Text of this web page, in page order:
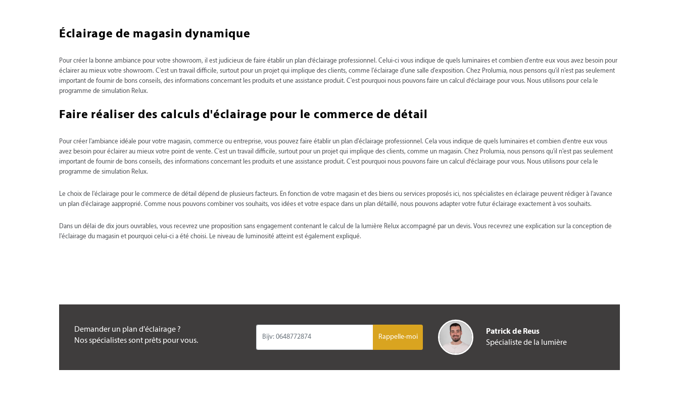
Éclairage de magasin dynamique
Pour créer la bonne ambiance pour votre showroom, il est judicieux de faire établir un plan d’éclairage professionnel. Celui-ci vous indique de quels luminaires et combien d'entre eux vous avez besoin pour
éclairer au mieux votre showroom. C'est un travail difficile, surtout pour un projet qui implique des clients, comme l'éclairage d'une salle d'exposition. Chez Prolumia, nous pensons qu'il n'est pas seulement
important de fournir de bons conseils, des informations concernant les produits et une assistance produit. C'est pourquoi nous pouvons faire un calcul d’éclairage pour vous. Nous utilisons pour cela le
programme de simulation Relux.
Faire réaliser des calculs d'éclairage pour le commerce de détail
Pour créer l'ambiance idéale pour votre magasin, commerce ou entreprise, vous pouvez faire établir un plan d'éclairage professionnel. Cela vous indique de quels luminaires et combien d'entre eux vous
avez besoin pour éclairer au mieux votre point de vente. C'est un travail difficile, surtout pour un projet qui implique des clients, comme un magasin. Chez Prolumia, nous pensons qu'il n'est pas seulement
important de fournir de bons conseils, des informations concernant les produits et une assistance produit. C'est pourquoi nous pouvons faire un calcul d’éclairage pour vous. Nous utilisons pour cela le
programme de simulation Relux.
Le choix de l'éclairage pour le commerce de détail dépend de plusieurs facteurs. En fonction de votre magasin et des biens ou services proposés ici, nos spécialistes en éclairage peuvent rédiger à l'avance
un plan d'éclairage aapproprié. Comme nous pouvons combiner vos souhaits, vos idées et votre espace dans un plan détaillé, nous pouvons adapter votre futur éclairage exactement à vos souhaits.
Dans un délai de dix jours ouvrables, vous recevrez une proposition sans engagement contenant le calcul de la lumière Relux accompagné par un devis. Vous recevrez une explication sur la conception de
l'éclairage du magasin et pourquoi celui-ci a été choisi. Le niveau de luminosité atteint est également expliqué.
Demander un plan d'éclairage ?
Nos spécialistes sont prêts pour vous.
Rappelle-moi
Patrick de Reus
Spécialiste de la lumière